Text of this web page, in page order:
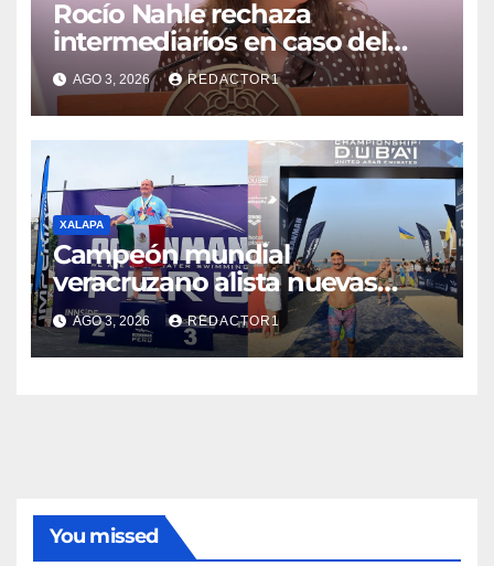
Rocío Nahle rechaza
intermediarios en caso del
presunto «Cártel Inmobiliario»
y pide no politizar a los
afectados
AGO 3, 2026 REDACTOR1
XALAPA
Campeón mundial
veracruzano alista nuevas
competencias internacionales
en aguas abiertas
AGO 3, 2026 REDACTOR1
You missed